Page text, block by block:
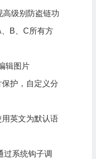
高级别防盗链功
B、C所有方
辑图片
护，自定义分
英文为默认语
过系统钩子调